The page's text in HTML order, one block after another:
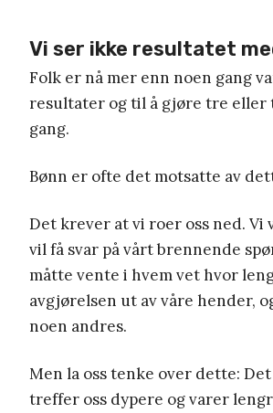
Vi ser ikke resultatet
Folk er nå mer enn noen gang
resultater og til å gjøre tre eller
gang.
Bønn er ofte det motsatte av
Det krever at vi roer oss ned. Vi
vil få svar på vårt brennende
måtte vente i hvem vet hvor
avgjørelsen ut av våre hender,
noen andres.
Men la oss tenke over dette:
treffer oss dypere og varer